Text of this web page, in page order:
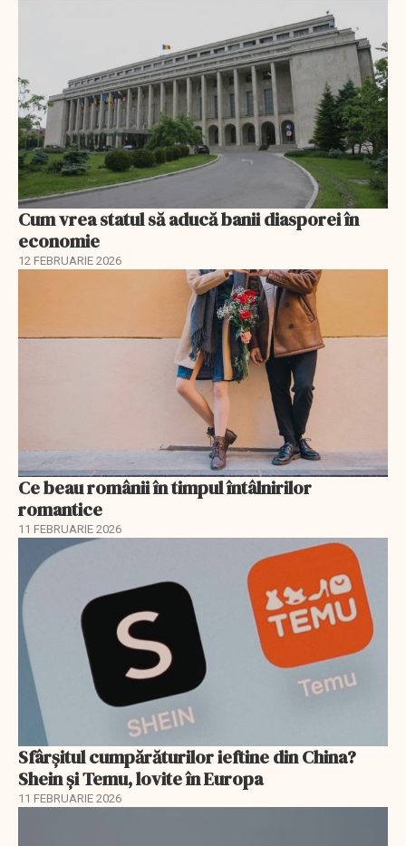
Cum vrea statul să aducă banii diasporei în
economie
12 FEBRUARIE 2026
Ce beau românii în timpul întâlnirilor
romantice
11 FEBRUARIE 2026
Sfârșitul cumpărăturilor ieftine din China?
Shein și Temu, lovite în Europa
11 FEBRUARIE 2026